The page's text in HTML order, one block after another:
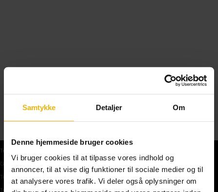
Samtykke Detaljer Om
Denne hjemmeside bruger cookies
Vi bruger cookies til at tilpasse vores indhold og
annoncer, til at vise dig funktioner til sociale medier og til
at analysere vores trafik. Vi deler også oplysninger om
Teoriprøver
Gratis teoriprøve
Teoriprøver oversigt
Teoriprøver – pakker/priser